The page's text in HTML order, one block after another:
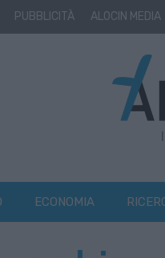
PUBBLICITÀ ALOCIN MEDIA
ECONOMIA